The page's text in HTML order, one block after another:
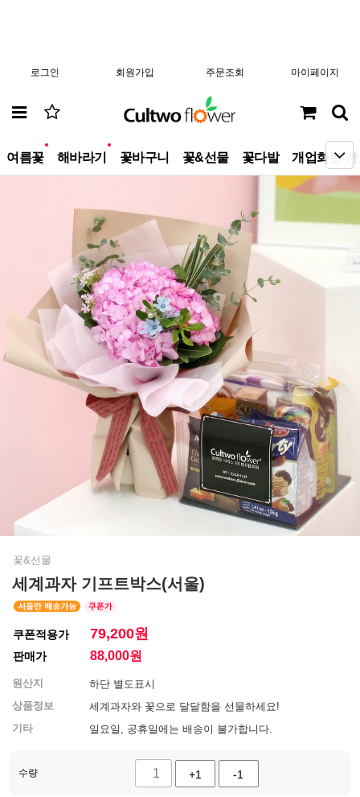
로그인 회원가입 주문조회 마이페이지
여름꽃 해바라기 꽃바구니 꽃&선물 꽃다발 개업화분/
꽃&선물
세계과자 기프트박스(서울)
쿠폰적용가 79,200원
판매가 88,000원
원산지
하단 별도표시
상품정보
세계과자와 꽃으로 달달함을 선물하세요!
기타
일요일, 공휴일에는 배송이 불가합니다.
수량 +1 -1